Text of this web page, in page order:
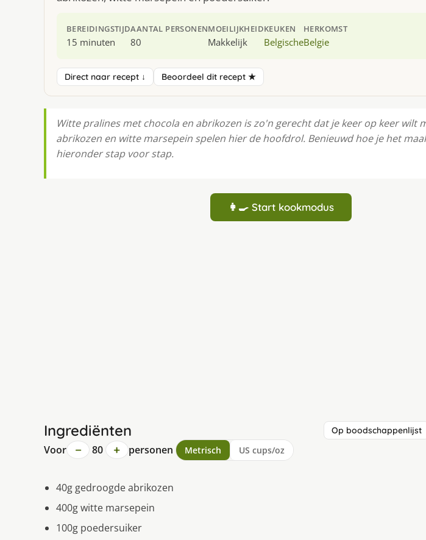
BEREIDINGSTIJD
15 minuten
AANTAL PERSONEN
80
MOEILIJKHEID
Makkelijk
KEUKEN
Belgische
HERKOMST
Belgie
Direct naar recept ↓ Beoordeel dit recept ★
Witte pralines met chocola en abrikozen is zo'n gerecht dat je keer op keer wilt
abrikozen en witte marsepein spelen hier de hoofdrol. Benieuwd hoe je het
hieronder stap voor stap.
👩‍🍳 Start kookmodus
Ingrediënten Op boodschappenlijst
Voor − 80 + personen Metrisch US cups/oz
40g gedroogde abrikozen
400g witte marsepein
100g poedersuiker